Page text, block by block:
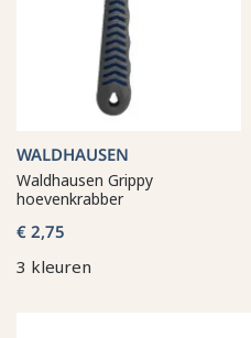
WALDHAUSEN
Waldhausen Grippy
hoevenkrabber
€ 2,75
3 kleuren